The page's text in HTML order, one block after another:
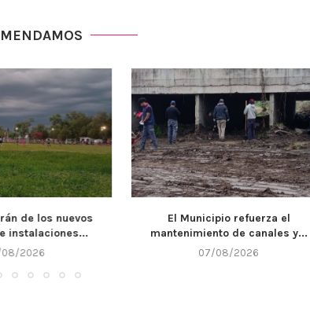
refuerza el
de canales y...
08/2026
Llega un nuevo fin de semana y
Alta...
07/08/2026